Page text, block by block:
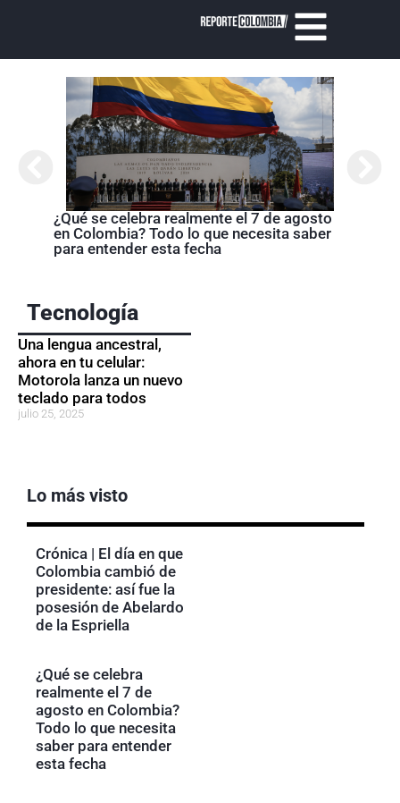
¿Qué se celebra realmente el 7 de agosto
en Colombia? Todo lo que necesita saber
para entender esta fecha
Tecnología
Una lengua ancestral,
ahora en tu celular:
Motorola lanza un nuevo
teclado para todos
julio 25, 2025
Lo más visto
Crónica | El día en que
Colombia cambió de
presidente: así fue la
posesión de Abelardo
de la Espriella
¿Qué se celebra
realmente el 7 de
agosto en Colombia?
Todo lo que necesita
saber para entender
esta fecha